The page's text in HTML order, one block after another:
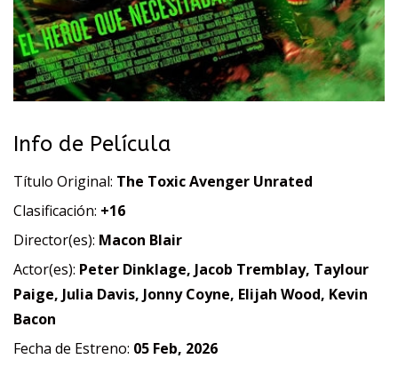
Info de Película
Título Original: The Toxic Avenger Unrated
Clasificación: +16
Director(es): Macon Blair
Actor(es): Peter Dinklage, Jacob Tremblay, Taylour
Paige, Julia Davis, Jonny Coyne, Elijah Wood, Kevin
Bacon
Fecha de Estreno: 05 Feb, 2026